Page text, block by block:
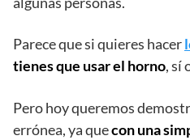
Parece que si quieres hacer
tienes que usar el horno, sí
Pero hoy queremos
errónea, ya quecon una